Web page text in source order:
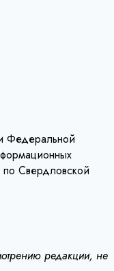
Федеральной
по Свердловской
редакции, не